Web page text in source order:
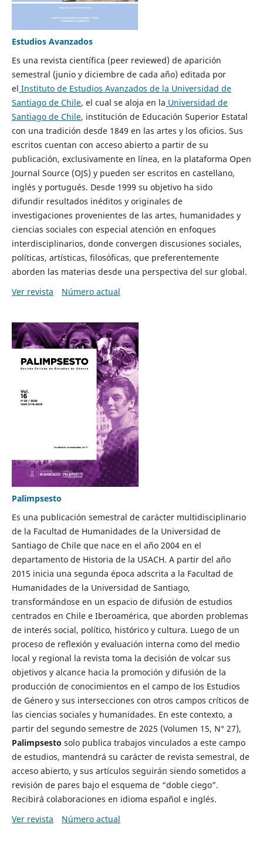
Estudios Avanzados
Es una revista científica (peer reviewed) de aparición
semestral (junio y diciembre de cada año) editada por
el Instituto de Estudios Avanzados de la Universidad de
Santiago de Chile, el cual se aloja en la Universidad de
Santiago de Chile, institución de Educación Superior Estatal
con una tradición desde 1849 en las artes y los oficios. Sus
escritos cuentan con acceso abierto a partir de su
publicación, exclusivamente en línea, en la plataforma Open
Journal Source (OJS) y pueden ser escritos en castellano,
inglés y portugués. Desde 1999 su objetivo ha sido
difundir resultados inéditos y originales de
investigaciones provenientes de las artes, humanidades y
ciencias sociales con especial atención en enfoques
interdisciplinarios, donde convergen discusiones sociales,
políticas, artísticas, filosóficas, que preferentemente
aborden las materias desde una perspectiva del sur global.
Ver revista
Número actual
Palimpsesto
Es una publicación semestral de carácter multidisciplinario
de la Facultad de Humanidades de la Universidad de
Santiago de Chile que nace en el año 2004 en el
departamento de Historia de la USACH. A partir del año
2015 inicia una segunda época adscrita a la Facultad de
Humanidades de la Universidad de Santiago,
transformándose en un espacio de difusión de estudios
centrados en Chile e Iberoamérica, que aborden problemas
de interés social, político, histórico y cultura. Luego de un
proceso de reflexión y evaluación interna como del medio
local y regional la revista toma la decisión de volcar sus
objetivos y alcance hacia la promoción y difusión de la
producción de conocimientos en el campo de los Estudios
de Género y sus intersecciones con otros campos críticos de
las ciencias sociales y humanidades. En este contexto, a
partir del segundo semestre de 2025 (Volumen 15, N° 27),
Palimpsesto solo publica trabajos vinculados a este campo
de estudios, mantendrá su carácter de revista semestral, de
acceso abierto, y sus artículos seguirán siendo sometidos a
revisión de pares bajo el esquema de “doble ciego”.
Recibirá colaboraciones en idioma español e inglés.
Ver revista
Número actual